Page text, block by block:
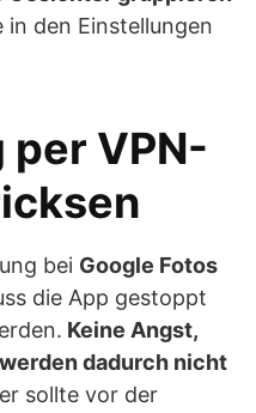
den Einstellungen
VPN-
bei Google Fotos
die App gestoppt
Keine Angst,
dadurch nicht
sollte vor der